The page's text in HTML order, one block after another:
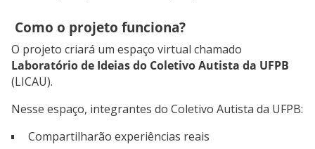
Como o projeto funciona?
O projeto criará um espaço virtual chamado
Laboratório de Ideias do Coletivo Autista da UFPB
(LICAU).
Nesse espaço, integrantes do Coletivo Autista da UFPB:
Compartilharão experiências reais